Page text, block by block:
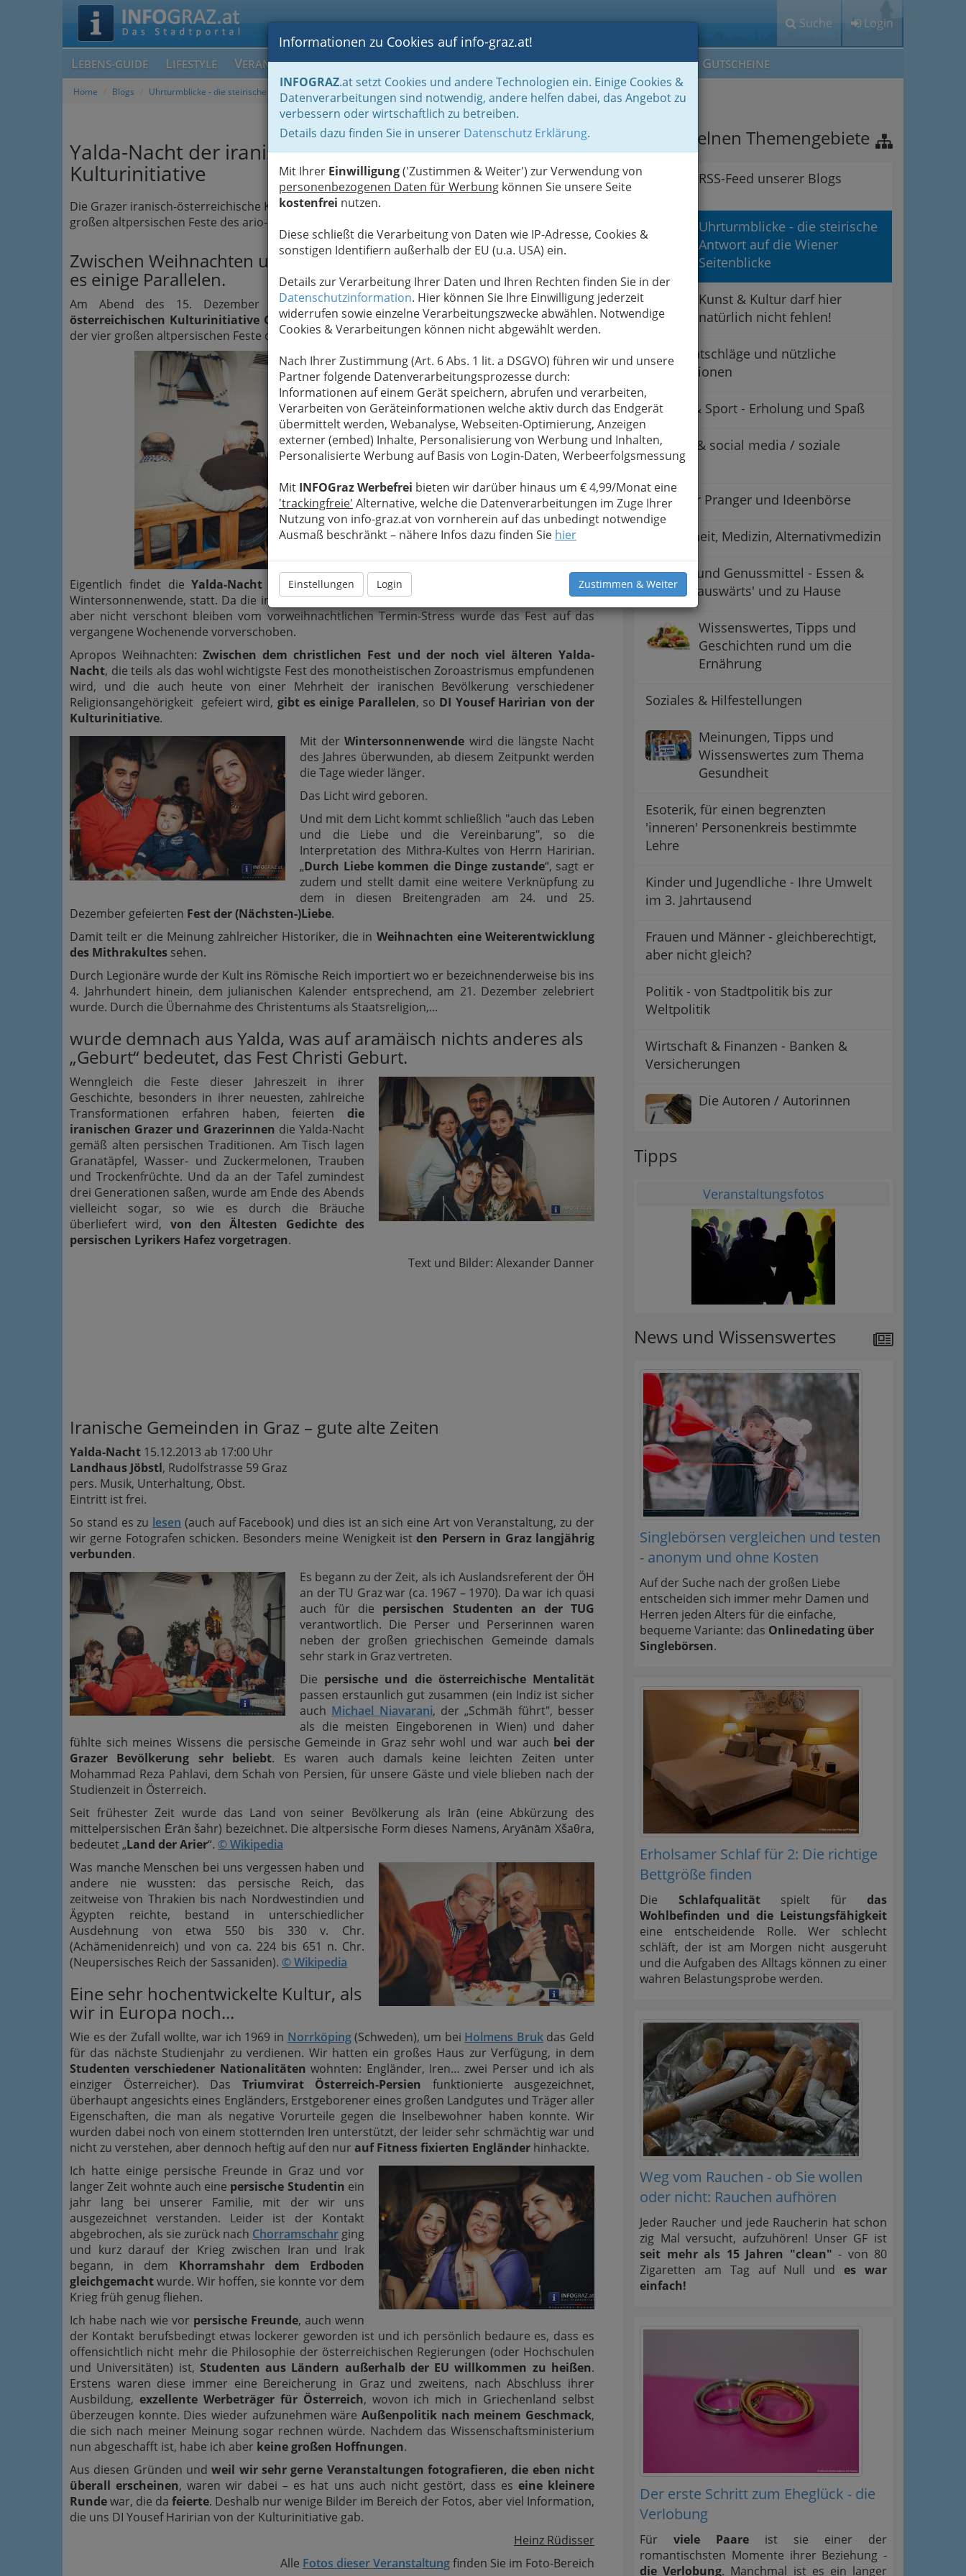
Suche Login
LEBENS-GUIDE LIFESTYLE VERANSTALTUNGEN BLOGS FOTOS GASTRONOMIE BRANCHEN MEIN IG GUTSCHEINE
Informationen zu Cookies auf info-graz.at!
INFOGRAZ.at setzt Cookies und andere Technologien ein. Einige Cookies &
Datenverarbeitungen sind notwendig, andere helfen dabei, das Angebot zu
verbessern oder wirtschaftlich zu betreiben.
Details dazu finden Sie in unserer Datenschutz Erklärung.
Mit Ihrer Einwilligung('Zustimmen & Weiter') zur Verwendung von
personenbezogenen Daten für Werbung können Sie unsere Seite
kostenfrei nutzen.
Diese schließt die Verarbeitung von Daten wie IP-Adresse, Cookies &
sonstigen Identifiern außerhalb der EU (u.a. USA) ein.
Details zur Verarbeitung Ihrer Daten und Ihren Rechten finden Sie in der
Datenschutzinformation. Hier können Sie Ihre Einwilligung jederzeit
widerrufen sowie einzelne Verarbeitungszwecke abwählen. Notwendige
Cookies & Verarbeitungen können nicht abgewählt werden.
Nach Ihrer Zustimmung (Art. 6 Abs. 1 lit. a DSGVO) führen wir und unsere
Partner folgende Datenverarbeitungsprozesse durch:
Informationen auf einem Gerät speichern, abrufen und verarbeiten,
Verarbeiten von Geräteinformationen welche aktiv durch das Endgerät
übermittelt werden, Webanalyse, Webseiten-Optimierung, Anzeigen
externer (embed) Inhalte, Personalisierung von Werbung und Inhalten,
Personalisierte Werbung auf Basis von Login-Daten, Werbeerfolgsmessung
Mit INFOGraz Werbefrei bieten wir darüber hinaus um € 4,99/Monat eine
'trackingfreie' Alternative, welche die Datenverarbeitungen im Zuge Ihrer
Nutzung von info-graz.at von vornherein auf das unbedingt notwendige
Ausmaß beschränkt – nähere Infos dazu finden Sie hier
Einstellungen Login Zustimmen & Weiter
Home Blogs Uhrturmblicke - die steirische Antwort auf die Wiener Seitenblicke
Yalda-Nacht der iranisch-österreichischen
Kulturinitiative
Die Grazer iranisch-österreichische Kulturinitiative feierte die Yalda-Nacht 2013, eines der vier
großen altpersischen Feste des ario-iranisch-indischen Kulturkreises.
Zwischen Weihnachten und der noch viel älteren Yalda-Nacht gibt
es einige Parallelen.
Am Abend des 15. Dezember feierten dieMitglieder und Freunde der iranisch-
österreichischen Kulturinitiative Grazgemeinsam im Landhaus Jöbstl die Yalda-Nacht, eines
der vier großen altpersischen Feste des ario-iranisch-indischen Kulturkreises.
Eigentlich findet dieYalda-Nacht in der Nacht vom 21. auf den 22. Dezember, also der
Wintersonnenwende, statt. Da die in etwa800 - 900 in Graz lebenden Iraner und Iranerinnen
aber nicht verschont bleiben vom vorweihnachtlichen Termin-Stress wurde das Fest auf das
vergangene Wochenende vorverschoben.
Apropos Weihnachten:Zwischen dem christlichen Fest und der noch viel älteren Yalda-
Nacht, die teils als das wohl wichtigste Fest des monotheistischen Zoroastrismus empfundenen
wird, und die auch heute von einer Mehrheit der iranischen Bevölkerung verschiedener
Religionsangehörigkeit gefeiert wird, gibt es einige Parallelen, so DI Yousef Haririan von der
Kulturinitiative.
Mit derWintersonnenwende wird die längste Nacht
des Jahres überwunden, ab diesem Zeitpunkt werden
die Tage wieder länger.
Das Licht wird geboren.
Und mit dem Licht kommt schließlich "auch das Leben
und die Liebe und die Vereinbarung", so die
Interpretation des Mithra-Kultes von Herrn Haririan.
„Durch Liebe kommen die Dinge zustande“, sagt er
zudem und stellt damit eine weitere Verknüpfung zu
dem in diesen Breitengraden am 24. und 25.
Dezember gefeierten Fest der (Nächsten-)Liebe.
Damit teilt er die Meinung zahlreicher Historiker, die in Weihnachten eine Weiterentwicklung
des Mithrakultes sehen.
Durch Legionäre wurde der Kult ins Römische Reich importiert wo er bezeichnenderweise bis ins
4. Jahrhundert hinein, dem julianischen Kalender entsprechend, am 21. Dezember zelebriert
wurde. Durch die Übernahme des Christentums als Staatsreligion,...
wurde demnach aus Yalda, was auf aramäisch nichts anderes als
„Geburt“ bedeutet, das Fest Christi Geburt.
Wenngleich die Feste dieser Jahreszeit in ihrer
Geschichte, besonders in ihrer neuesten, zahlreiche
Transformationen erfahren haben, feierten die
iranischen Grazer und Grazerinnen die Yalda-Nacht
gemäß alten persischen Traditionen. Am Tisch lagen
Granatäpfel, Wasser- und Zuckermelonen, Trauben
und Trockenfrüchte. Und da an der Tafel zumindest
drei Generationen saßen, wurde am Ende des Abends
vielleicht sogar, so wie es durch die Bräuche
überliefert wird, von den Ältesten Gedichte des
persischen Lyrikers Hafez vorgetragen.
Text und Bilder: Alexander Danner
Iranische Gemeinden in Graz – gute alte Zeiten
Yalda-Nacht 15.12.2013 ab 17:00 Uhr
Landhaus Jöbstl, Rudolfstrasse 59 Graz
pers. Musik, Unterhaltung, Obst.
Eintritt ist frei.
So stand es zu lesen (auch auf Facebook) und dies ist an sich eine Art von Veranstaltung, zu der
wir gerne Fotografen schicken. Besonders meine Wenigkeit istden Persern in Graz langjährig
verbunden.
Es begann zu der Zeit, als ich Auslandsreferent der ÖH
an der TU Graz war (ca. 1967 – 1970). Da war ich quasi
auch für die persischen Studenten an der TUG
verantwortlich. Die Perser und Perserinnen waren
neben der großen griechischen Gemeinde damals
sehr stark in Graz vertreten.
Die persische und die österreichische Mentalität
passen erstaunlich gut zusammen (ein Indiz ist sicher
auch Michael Niavarani, der „Schmäh führt", besser
als die meisten Eingeborenen in Wien) und daher
fühlte sich meines Wissens die persische Gemeinde in Graz sehr wohl und war auch bei der
Grazer Bevölkerung sehr beliebt. Es waren auch damals keine leichten Zeiten unter
Mohammad Reza Pahlavi, dem Schah von Persien, für unsere Gäste und viele blieben nach der
Studienzeit in Österreich.
Seit frühester Zeit wurde das Land von seiner Bevölkerung als Irān (eine Abkürzung des
mittelpersischen Ērān šahr) bezeichnet. Die altpersische Form dieses Namens, Aryānām Xšaθra,
bedeutet „Land der Arier“. © Wikipedia
Was manche Menschen bei uns vergessen haben und
andere nie wussten: das persische Reich, das
zeitweise von Thrakien bis nach Nordwestindien und
Ägypten reichte, bestand in unterschiedlicher
Ausdehnung von etwa 550 bis 330 v. Chr.
(Achämenidenreich) und von ca. 224 bis 651 n. Chr.
(Neupersisches Reich der Sassaniden). © Wikipedia
Eine sehr hochentwickelte Kultur, als
wir in Europa noch...
Wie es der Zufall wollte, war ich 1969 in Norrköping(Schweden), um bei Holmens Brukdas Geld
für das nächste Studienjahr zu verdienen. Wir hatten ein großes Haus zur Verfügung, in dem
Studenten verschiedener Nationalitäten wohnten: Engländer, Iren… zwei Perser und ich als
einziger Österreicher). Das Triumvirat Österreich-Persien funktionierte ausgezeichnet,
überhaupt angesichts eines Engländers, Erstgeborener eines großen Landgutes und Träger aller
Eigenschaften, die man als negative Vorurteile gegen die Inselbewohner haben konnte. Wir
wurden dabei noch von einem stotternden Iren unterstützt, der leider sehr schmächtig war und
nicht zu verstehen, aber dennoch heftig auf den nur auf Fitness fixierten Engländer hinhackte.
Ich hatte einige persische Freunde in Graz und vor
langer Zeit wohnte auch eine persische Studentin ein
jahr lang bei unserer Familie, mit der wir uns
ausgezeichnet verstanden. Leider ist der Kontakt
abgebrochen, als sie zurück nach Chorramschahr ging
und kurz darauf der Krieg zwischen Iran und Irak
begann, in dem Khorramshahr dem Erdboden
gleichgemachtwurde. Wir hoffen, sie konnte vor dem
Krieg früh genug fliehen.
Ich habe nach wie vor persische Freunde, auch wenn
der Kontakt berufsbedingt etwas lockerer geworden ist und ich persönlich bedaure es, dass es
offensichtlich nicht mehr die Philosophie der österreichischen Regierungen (oder Hochschulen
und Universitäten) ist, Studenten aus Ländern außerhalb der EU willkommen zu heißen.
Erstens waren diese immer eine Bereicherung in Graz und zweitens, nach Abschluss ihrer
Ausbildung, exzellente Werbeträger für Österreich, wovon ich mich in Griechenland selbst
überzeugen konnte. Dies wieder aufzunehmen wäre Außenpolitik nach meinem Geschmack,
die sich nach meiner Meinung sogar rechnen würde. Nachdem das Wissenschaftsministerium
nun abgeschafft ist, habe ich aber keine großen Hoffnungen.
Aus diesen Gründen undweil wir sehr gerne Veranstaltungen fotografieren, die eben nicht
überall erscheinen, waren wir dabei – es hat uns auch nicht gestört, dass es eine kleinere
Rundewar, die da feierte. Deshalb nur wenige Bilder im Bereich der Fotos, aber viel Information,
die uns DI Yousef Haririan von der Kulturinitiative gab.
Heinz Rüdisser
Alle Fotos dieser Veranstaltungfinden Sie im Foto-Bereich
Die einzelnen Themengebiete
RSS-Feed unserer Blogs
Uhrturmblicke - die steirische
Antwort auf die Wiener
Seitenblicke
Kunst & Kultur darf hier
natürlich nicht fehlen!
Tipps, Ratschläge und nützliche
Informationen
Freizeit & Sport - Erholung und Spaß
Internet & social media / soziale
Medien
Virtueller Pranger und Ideenbörse
Gesundheit, Medizin, Alternativmedizin
Lebens- und Genussmittel - Essen &
Trinken 'auswärts' und zu Hause
Wissenswertes, Tipps und
Geschichten rund um die
Ernährung
Soziales & Hilfestellungen
Meinungen, Tipps und
Wissenswertes zum Thema
Gesundheit
Esoterik, für einen begrenzten
'inneren' Personenkreis bestimmte
Lehre
Kinder und Jugendliche - Ihre Umwelt
im 3. Jahrtausend
Frauen und Männer - gleichberechtigt,
aber nicht gleich?
Politik - von Stadtpolitik bis zur
Weltpolitik
Wirtschaft & Finanzen - Banken &
Versicherungen
Die Autoren / Autorinnen
Tipps
Veranstaltungsfotos
News und Wissenswertes
Singlebörsen vergleichen und testen
- anonym und ohne Kosten
Auf der Suche nach der großen Liebe
entscheiden sich immer mehr Damen und
Herren jeden Alters für die einfache,
bequeme Variante: das Onlinedating über
Singlebörsen.
Erholsamer Schlaf für 2: Die richtige
Bettgröße finden
Die Schlafqualitätspielt für das
Wohlbefinden und die Leistungsfähigkeit
eine entscheidende Rolle. Wer schlecht
schläft, der ist am Morgen nicht ausgeruht
und die Aufgaben des Alltags können zu einer
wahren Belastungsprobe werden.
Weg vom Rauchen - ob Sie wollen
oder nicht: Rauchen aufhören
Jeder Raucher und jede Raucherin hat schon
zig Mal versucht, aufzuhören! Unser GF ist
seit mehr als 15 Jahren "clean" - von 80
Zigaretten am Tag auf Null undes war
einfach!
Der erste Schritt zum Eheglück - die
Verlobung
Für viele Paare ist sie einer der
romantischsten Momente ihrer Beziehung -
die Verlobung. Manchmal ist es ein langer